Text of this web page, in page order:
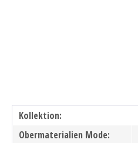
Kollektion:
Obermaterialien Mode: